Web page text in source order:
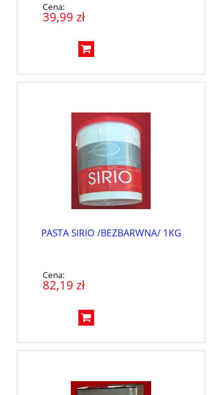
Cena:
39,99 zł
PASTA SIRIO /BEZBARWNA/ 1KG
Cena:
82,19 zł